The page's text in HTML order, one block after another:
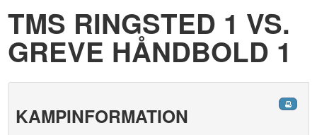
TMS RINGSTED 1 VS.
GREVE HÅNDBOLD 1
KAMPINFORMATION